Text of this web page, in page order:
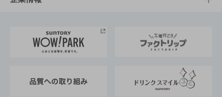
地域情報
サントリーサンバーズ大阪
サントリーが考えるサステナビリティ経営
企業概要